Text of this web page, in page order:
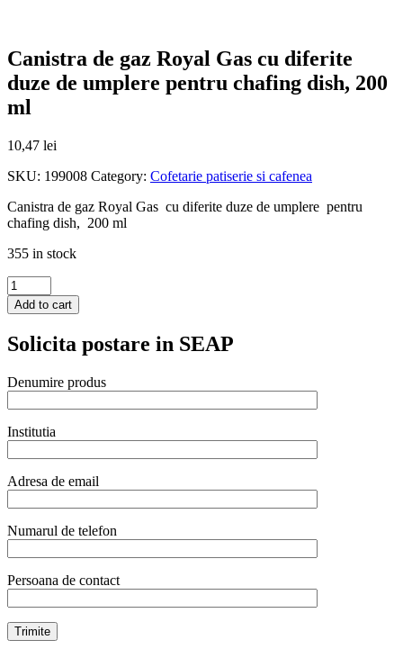
Canistra de gaz Royal Gas cu diferite
duze de umplere pentru chafing dish, 200
ml
10,47 lei
SKU: 199008 Category: Cofetarie patiserie si cafenea
Canistra de gaz Royal Gas cu diferite duze de umplere pentru
chafing dish, 200 ml
355 in stock
Canistra
de
gaz
Gas
diferite
duze
de
umplere
pentru
chafing
dish,
200
ml
quantity
Add to cart
Solicita postare in SEAP
Denumire produs
Institutia
Adresa de email
Numarul de telefon
Persoana de contact